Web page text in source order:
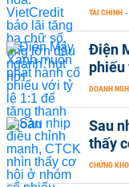
TÀI CHÍNH -
Điện
phiếu
DOANH
Sau
thấy
CHỨNG